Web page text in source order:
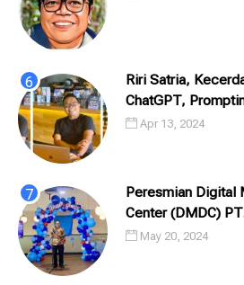
Riri Satria,
ChatGPT,
Apr 13, 2024
Peresmian Digital
Center (DMDC)
Cipta Solusi (ILCS)
May 20, 2024